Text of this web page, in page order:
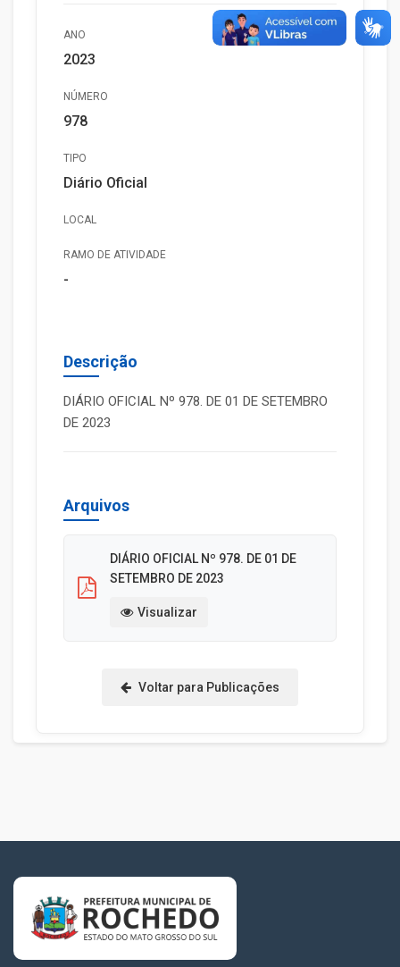
ANO
2023
NÚMERO
978
TIPO
Diário Oficial
LOCAL
RAMO DE ATIVIDADE
-
Descrição
DIÁRIO OFICIAL Nº 978. DE 01 DE SETEMBRO
DE 2023
Arquivos
DIÁRIO OFICIAL Nº 978. DE 01 DE
SETEMBRO DE 2023
Visualizar
Voltar para Publicações